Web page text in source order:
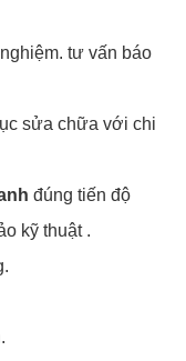
tư vấn báo
sửa chữa với chi
đúng tiến độ
kỹ thuật .